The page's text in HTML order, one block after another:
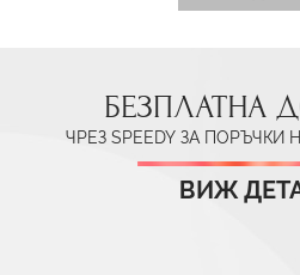
БЕЗПЛАТНА
ЧРЕЗ SPEEDY ЗА ПОРЪЧКИ
ВИЖ